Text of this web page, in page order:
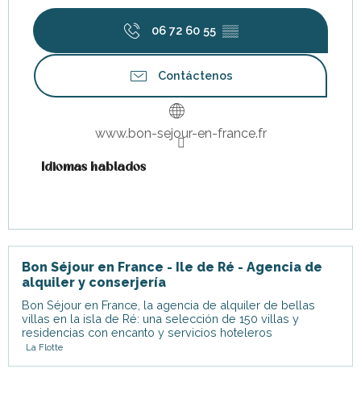
06 72 60 55 ▒▒
Contáctenos
www.bon-sejour-en-france.fr
Idiomas hablados
Idiomas hablados
Bon Séjour en France - Ile de Ré - Agencia de
alquiler y conserjería
Bon Séjour en France, la agencia de alquiler de bellas
villas en la isla de Ré: una selección de 150 villas y
residencias con encanto y servicios hoteleros
La Flotte